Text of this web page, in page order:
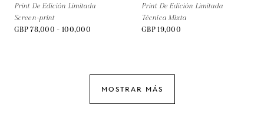
Print De Edición Limitada
Screen-print
GBP 78,000 - 100,000
Print De Edición Limitada
Técnica Mixta
GBP 19,000
MOSTRAR MÁS